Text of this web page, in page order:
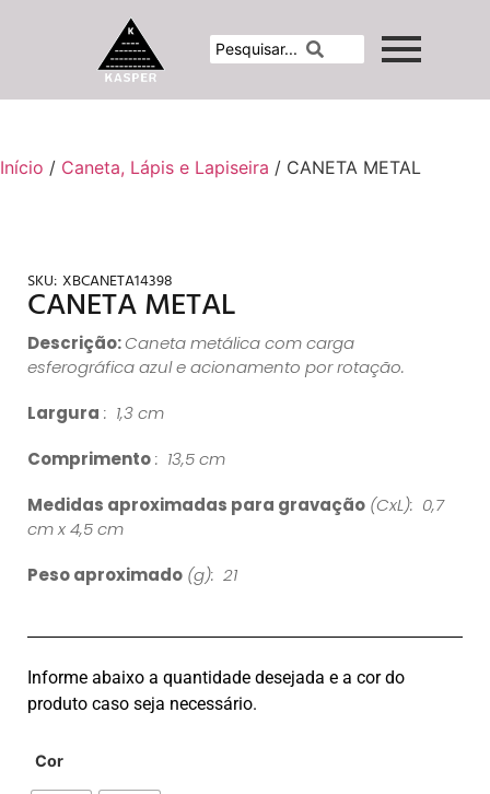
Início / Caneta, Lápis e Lapiseira / CANETA METAL
SKU: XBCANETA14398
CANETA METAL
Descrição:Caneta metálica com carga
esferográfica azul e acionamento por rotação.
Largura : 1,3 cm
Comprimento: 13,5 cm
Medidas aproximadas para gravação (CxL): 0,7
cm x 4,5 cm
Peso aproximado (g): 21
Informe abaixo a quantidade desejada e a cor do
produto caso seja necessário.
Cor